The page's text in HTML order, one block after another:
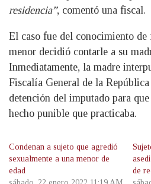
residencia”, comentó una fiscal.
El caso fue del conocimiento
menor decidió contarle a su
Inmediatamente, la madre
Fiscalía General de la
detención del imputado para
hecho punible que practicaba.
Condenan a sujeto que agredió
sexualmente a una menor de
edad
de